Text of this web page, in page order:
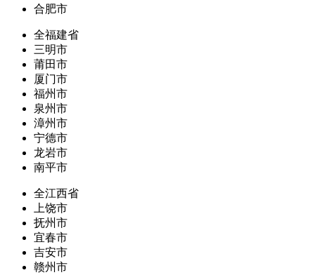
合肥市
全福建省
三明市
莆田市
厦门市
福州市
泉州市
漳州市
宁德市
龙岩市
南平市
全江西省
上饶市
抚州市
宜春市
吉安市
赣州市